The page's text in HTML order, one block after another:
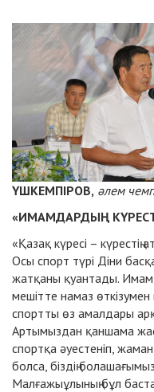
ҮШКЕМПІРОВ, әлем
«ИМАМДАРДЫҢ
«Қазақ күресі – күрестің
Осы спорт түрі Діни
жатқаны қуантады.
мешітте намаз
спортты өз амалдары
Артымыздан қаншама
спортқа әуестеніп,
болса, біздің
Малғажыұлының бұл